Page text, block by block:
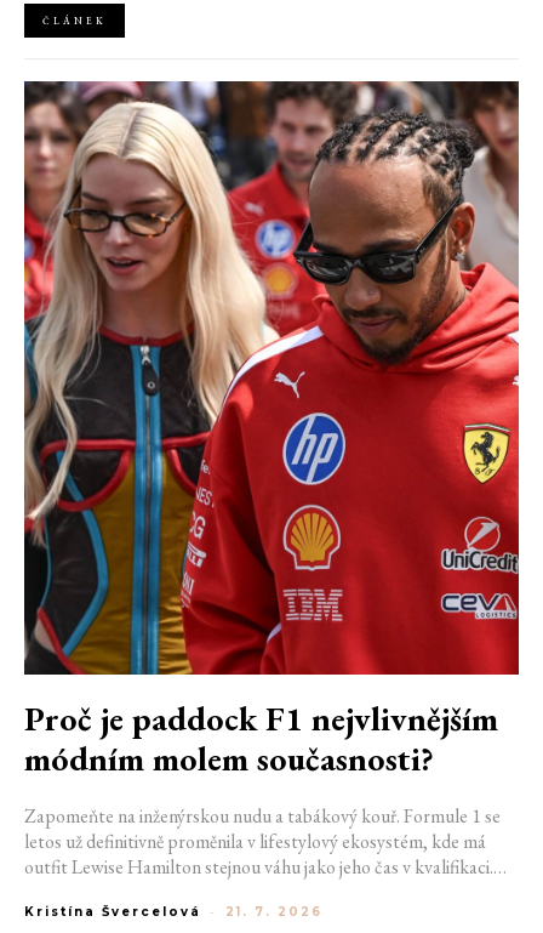
ČLÁNEK
Proč je paddock F1 nejvlivnějším
módním molem současnosti?
Zapomeňte na inženýrskou nudu a tabákový kouř. Formule 1 se
letos už definitivně proměnila v lifestylový ekosystém, kde má
outfit Lewise Hamilton stejnou váhu jako jeho čas v kvalifikaci.
nové generace influencerů a fenoménu manželek a partnerek
Kristína Švercelová - 21. 7. 2026